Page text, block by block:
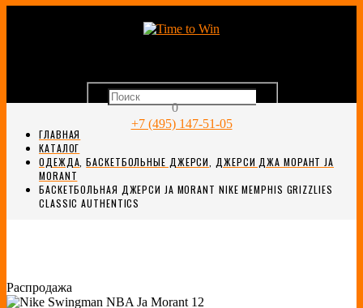
0
+7 (495) 147-51-05
ГЛАВНАЯ
КАТАЛОГ
ОДЕЖДА ,БАСКЕТБОЛЬНЫЕ ДЖЕРСИ
ДЖЕРСИ ДЖА МОРАНТ JA
MORANT
БАСКЕТБОЛЬНАЯ ДЖЕРСИ JA MORANT NIKE MEMPHIS GRIZZLIES
CLASSIC AUTHENTICS
Распродажа